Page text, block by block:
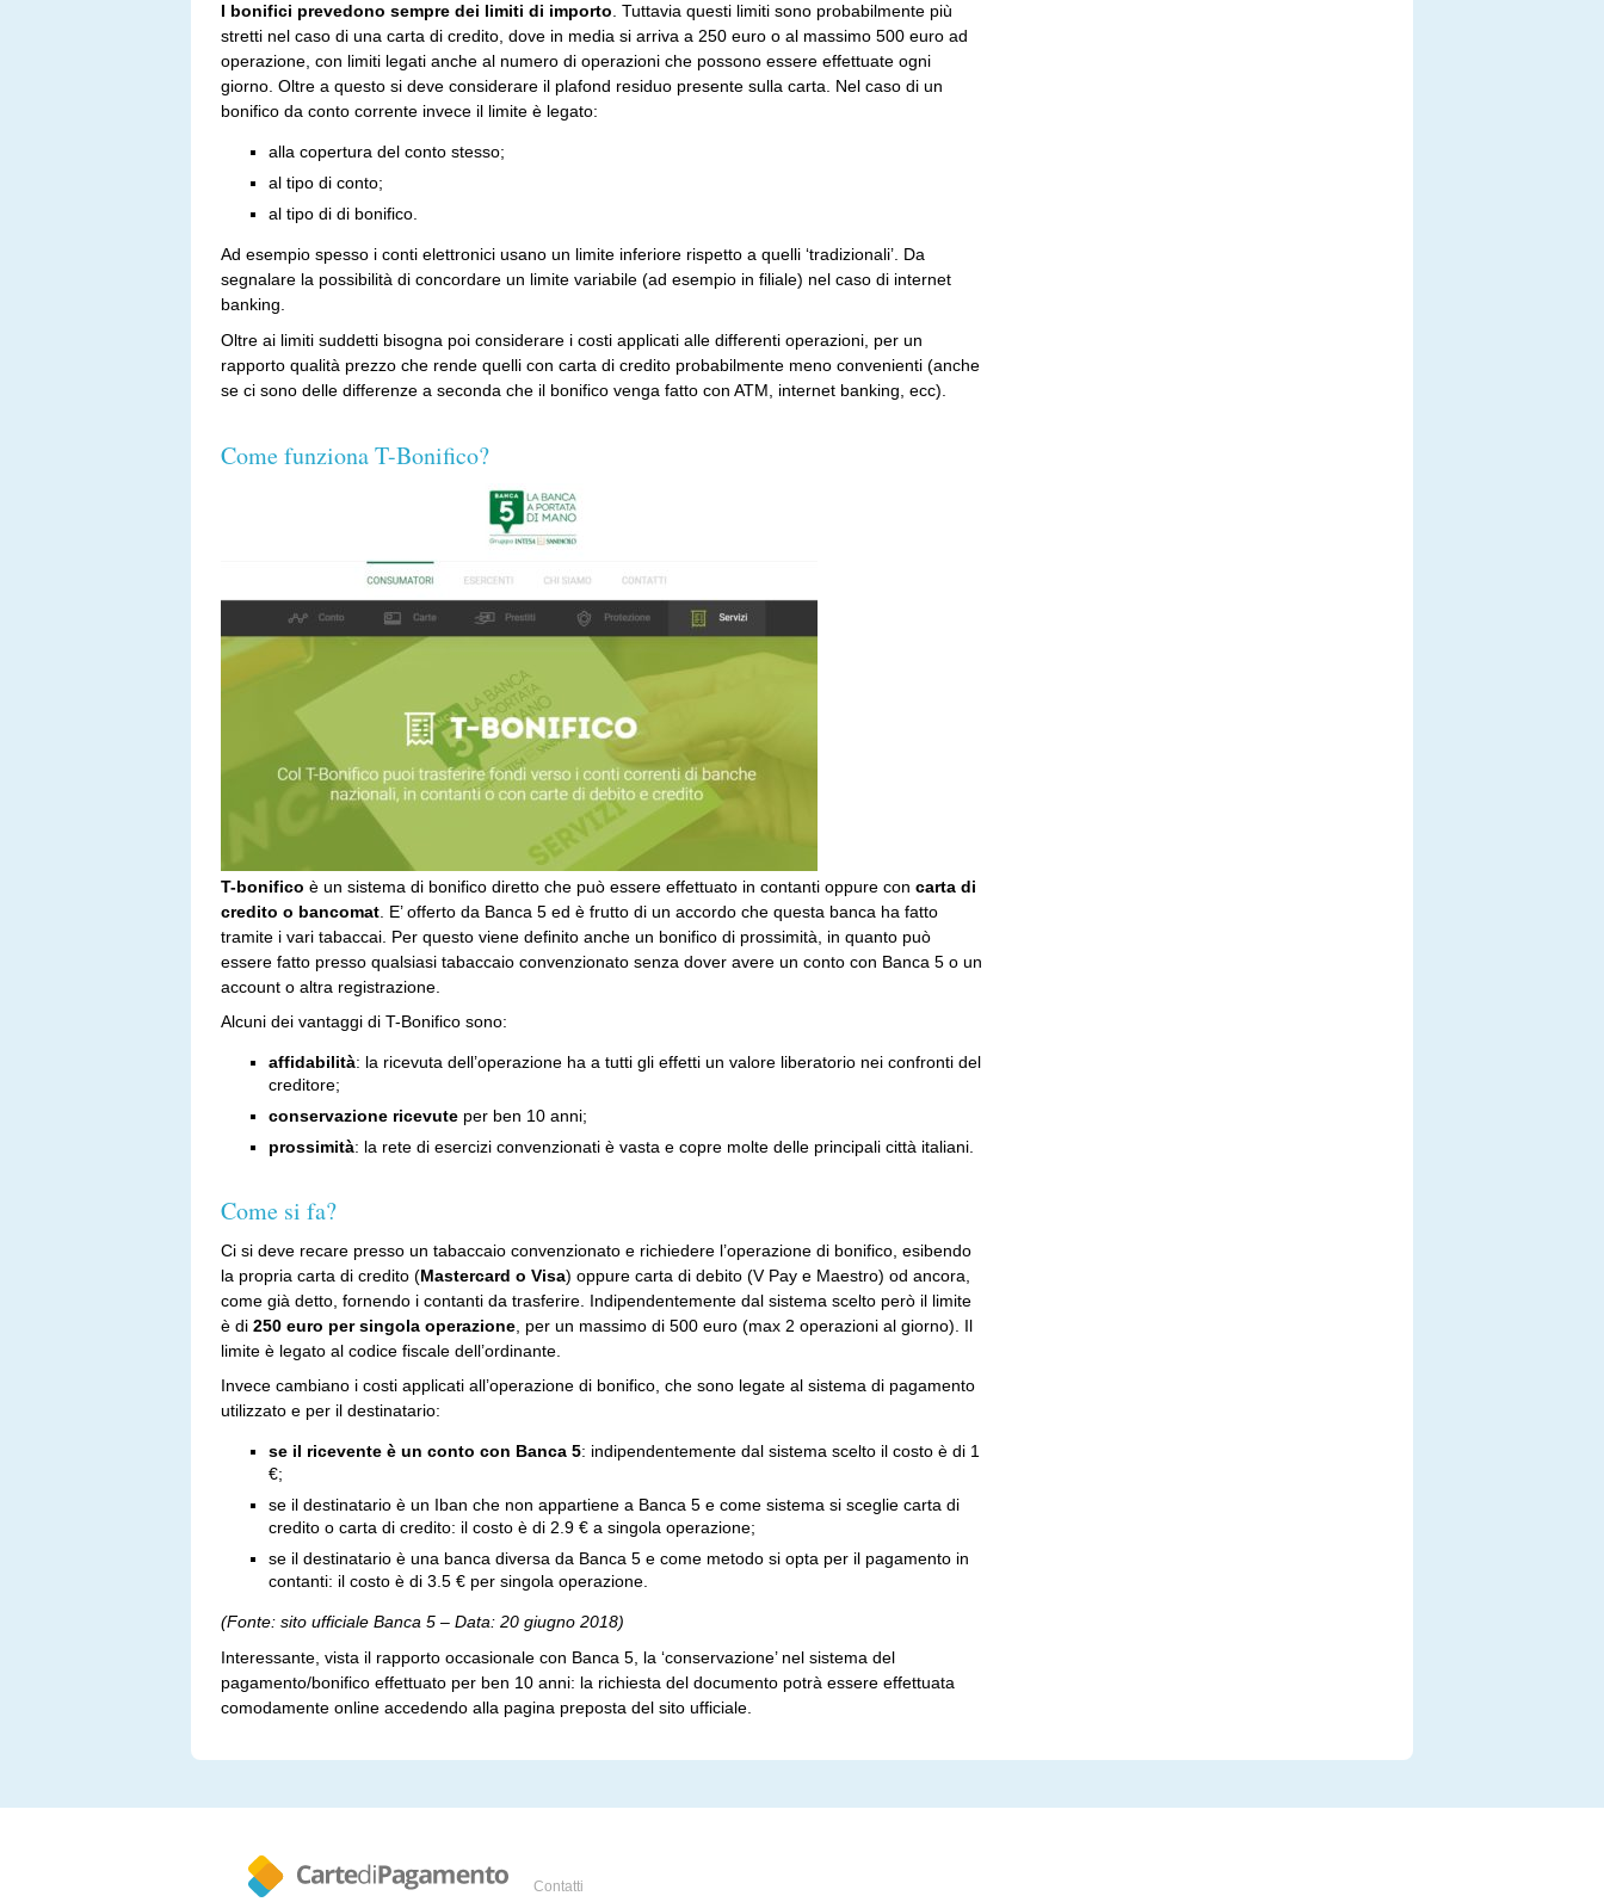
I bonifici prevedono sempre dei limiti di importo . Tuttavia questi limiti sono probabilmente più
stretti nel caso di una carta di credito, dove in media si arriva a 250 euro o al massimo 500 euro ad
operazione, con limiti legati anche al numero di operazioni che possono essere effettuate ogni
giorno. Oltre a questo si deve considerare il plafond residuo presente sulla carta. Nel caso di un
bonifico da conto corrente invece il limite è legato:
alla copertura del conto stesso;
al tipo di conto;
al tipo di di bonifico.
Ad esempio spesso i conti elettronici usano un limite inferiore rispetto a quelli ‘tradizionali’. Da
segnalare la possibilità di concordare un limite variabile (ad esempio in filiale) nel caso di internet
banking.
Oltre ai limiti suddetti bisogna poi considerare i costi applicati alle differenti operazioni, per un
rapporto qualità prezzo che rende quelli con carta di credito probabilmente meno convenienti (anche
se ci sono delle differenze a seconda che il bonifico venga fatto con ATM, internet banking, ecc).
Come funziona T-Bonifico?
T-bonifico è un sistema di bonifico diretto che può essere effettuato in contanti oppure con carta di
credito o bancomat . E’ offerto da Banca 5 ed è frutto di un accordo che questa banca ha fatto
tramite i vari tabaccai. Per questo viene definito anche un bonifico di prossimità, in quanto può
essere fatto presso qualsiasi tabaccaio convenzionato senza dover avere un conto con Banca 5 o un
account o altra registrazione.
Alcuni dei vantaggi di T-Bonifico sono:
affidabilità: la ricevuta dell’operazione ha a tutti gli effetti un valore liberatorio nei confronti del
creditore;
conservazione ricevute per ben 10 anni;
prossimità: la rete di esercizi convenzionati è vasta e copre molte delle principali città italiani.
Come si fa?
Ci si deve recare presso un tabaccaio convenzionato e richiedere l’operazione di bonifico, esibendo
la propria carta di credito (Mastercard o Visa) oppure carta di debito (V Pay e Maestro) od ancora,
come già detto, fornendo i contanti da trasferire. Indipendentemente dal sistema scelto però il limite
è di 250 euro per singola operazione , per un massimo di 500 euro (max 2 operazioni al giorno). Il
limite è legato al codice fiscale dell’ordinante.
Invece cambiano i costi applicati all’operazione di bonifico, che sono legate al sistema di pagamento
utilizzato e per il destinatario:
se il ricevente è un conto con Banca 5: indipendentemente dal sistema scelto il costo è di 1
€;
se il destinatario è un Iban che non appartiene a Banca 5 e come sistema si sceglie carta di
credito o carta di credito: il costo è di 2.9 € a singola operazione;
se il destinatario è una banca diversa da Banca 5 e come metodo si opta per il pagamento in
contanti: il costo è di 3.5 € per singola operazione.
(Fonte: sito ufficiale Banca 5 – Data: 20 giugno 2018)
Interessante, vista il rapporto occasionale con Banca 5, la ‘conservazione’ nel sistema del
pagamento/bonifico effettuato per ben 10 anni: la richiesta del documento potrà essere effettuata
comodamente online accedendo alla pagina preposta del sito ufficiale.
Contatti